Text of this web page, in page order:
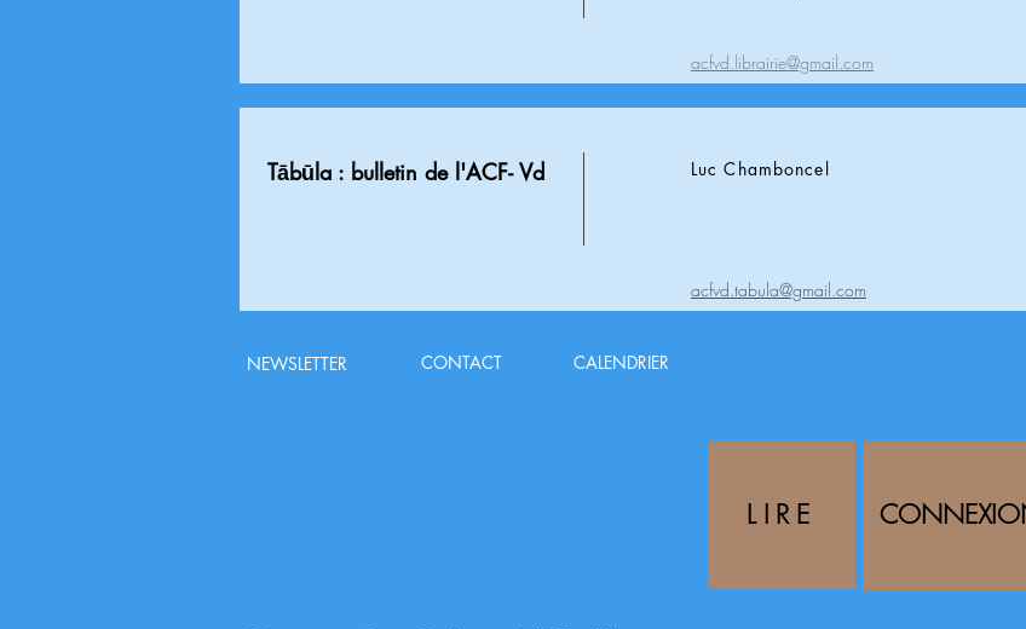
acfvd.librairie@gmail.com
Tābūla : bulletin de l'ACF- Vd Luc Chamboncel
acfvd.tabula@gmail.com
NEWSLETTER CONTACT CALENDRIER
LIRE